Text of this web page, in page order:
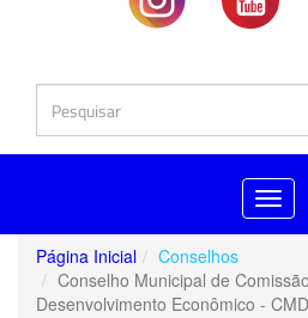
Toggle
Página Inicial
Conselhos
Conselho Municipal de
Desenvolvimento Econômico -